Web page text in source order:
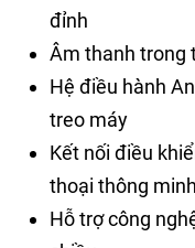
đỉnh
Âm thanh trong
Hệ điều hành
treo máy
Kết nối điều
thoại thông minh
Hỗ trợ công